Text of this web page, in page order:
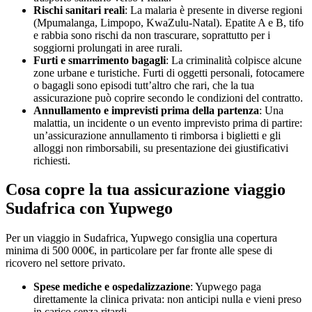
Rischi sanitari reali: La malaria è presente in diverse regioni
(Mpumalanga, Limpopo, KwaZulu-Natal). Epatite A e B, tifo
e rabbia sono rischi da non trascurare, soprattutto per i
soggiorni prolungati in aree rurali.
Furti e smarrimento bagagli: La criminalità colpisce alcune
zone urbane e turistiche. Furti di oggetti personali, fotocamere
o bagagli sono episodi tutt’altro che rari, che la tua
assicurazione può coprire secondo le condizioni del contratto.
Annullamento e imprevisti prima della partenza: Una
malattia, un incidente o un evento imprevisto prima di partire:
un’assicurazione annullamento ti rimborsa i biglietti e gli
alloggi non rimborsabili, su presentazione dei giustificativi
richiesti.
Cosa copre la tua assicurazione viaggio
Sudafrica con Yupwego
Per un viaggio in Sudafrica, Yupwego consiglia una copertura
minima di 500 000€, in particolare per far fronte alle spese di
ricovero nel settore privato.
Spese mediche e ospedalizzazione: Yupwego paga
direttamente la clinica privata: non anticipi nulla e vieni preso